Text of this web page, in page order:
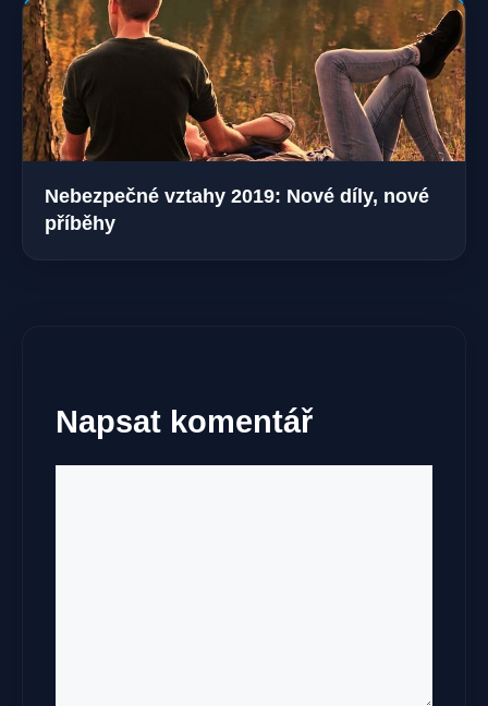
Nebezpečné vztahy 2019: Nové díly, nové
příběhy
Napsat komentář